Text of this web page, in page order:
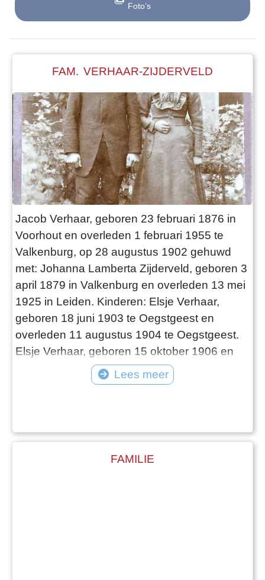
Foto’s
FAM. VERHAAR-ZIJDERVELD
Jacob Verhaar, geboren 23 februari 1876 in
Voorhout en overleden 1 februari 1955 te
Valkenburg, op 28 augustus 1902 gehuwd
met: Johanna Lamberta Zijderveld, geboren 3
april 1879 in Valkenburg en overleden 13 mei
1925 in Leiden. Kinderen: Elsje Verhaar,
geboren 18 juni 1903 te Oegstgeest en
overleden 11 augustus 1904 te Oegstgeest.
Elsje Verhaar, geboren 15 oktober 1906 en
overleden 18 maart 1990 in Rijnsburg.
Gehuwd met Willem Brussee. Zie Fam.
Jong. Huwelijk op 5 juni 1935 met: Alida
Lees meer
FAMILIE